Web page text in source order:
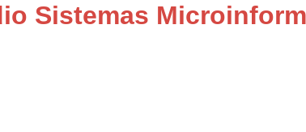
Sistemas